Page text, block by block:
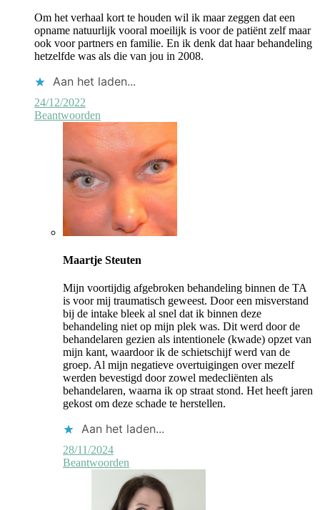
Om het verhaal kort te houden wil ik maar zeggen dat een
opname natuurlijk vooral moeilijk is voor de patiënt zelf maar
ook voor partners en familie. En ik denk dat haar behandeling
hetzelfde was als die van jou in 2008.
Aan het laden...
24/12/2022
Beantwoorden
Maartje Steuten
Mijn voortijdig afgebroken behandeling binnen de TA
is voor mij traumatisch geweest. Door een misverstand
bij de intake bleek al snel dat ik binnen deze
behandeling niet op mijn plek was. Dit werd door de
behandelaren gezien als intentionele (kwade) opzet van
mijn kant, waardoor ik de schietschijf werd van de
groep. Al mijn negatieve overtuigingen over mezelf
werden bevestigd door zowel medecliënten als
behandelaren, waarna ik op straat stond. Het heeft jaren
gekost om deze schade te herstellen.
Aan het laden...
28/11/2024
Beantwoorden